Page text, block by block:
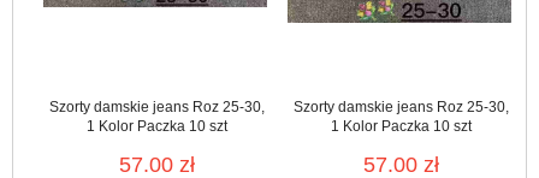
Szorty damskie jeans Roz 25-30,
1 Kolor Paczka 10 szt
57.00 zł
Szorty damskie jeans Roz 25-30,
1 Kolor Paczka 10 szt
57.00 zł